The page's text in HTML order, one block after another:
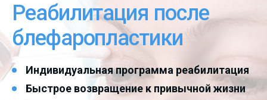
Реабилитация после
блефаропластики
Индивидуальная программа реабилитация
Быстрое возвращение к привычной жизни